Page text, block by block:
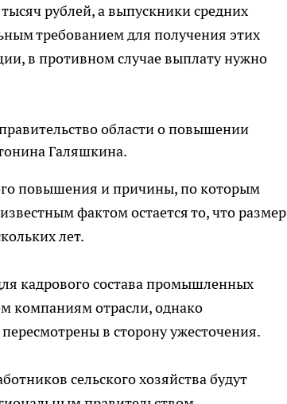
рублей, а выпускники средних
требованием для получения этих
в противном случае выплату нужно
области о повышении
Галяшкина.
повышения и причины, по которым
фактом остается то, что размер
лет.
кадрового состава промышленных
компаниям отрасли, однако
в сторону ужесточения.
сельского хозяйства будут